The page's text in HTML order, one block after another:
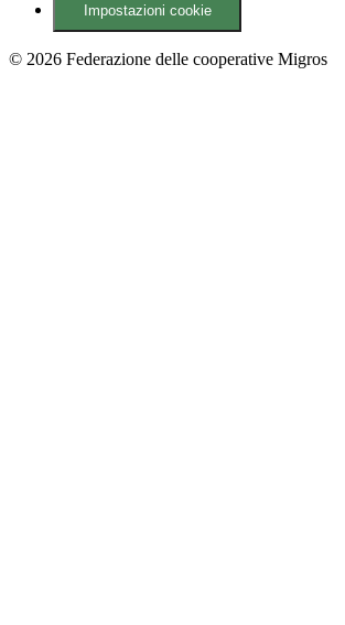
Impostazioni cookie
© 2026 Federazione delle cooperative Migros